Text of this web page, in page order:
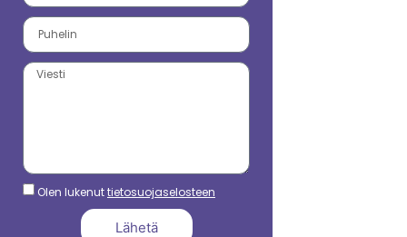
Olen lukenuttietosuojaselosteen
Lähetä